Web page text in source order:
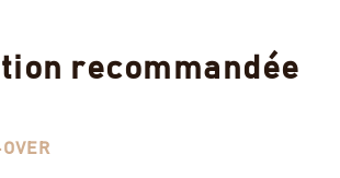
recommandée